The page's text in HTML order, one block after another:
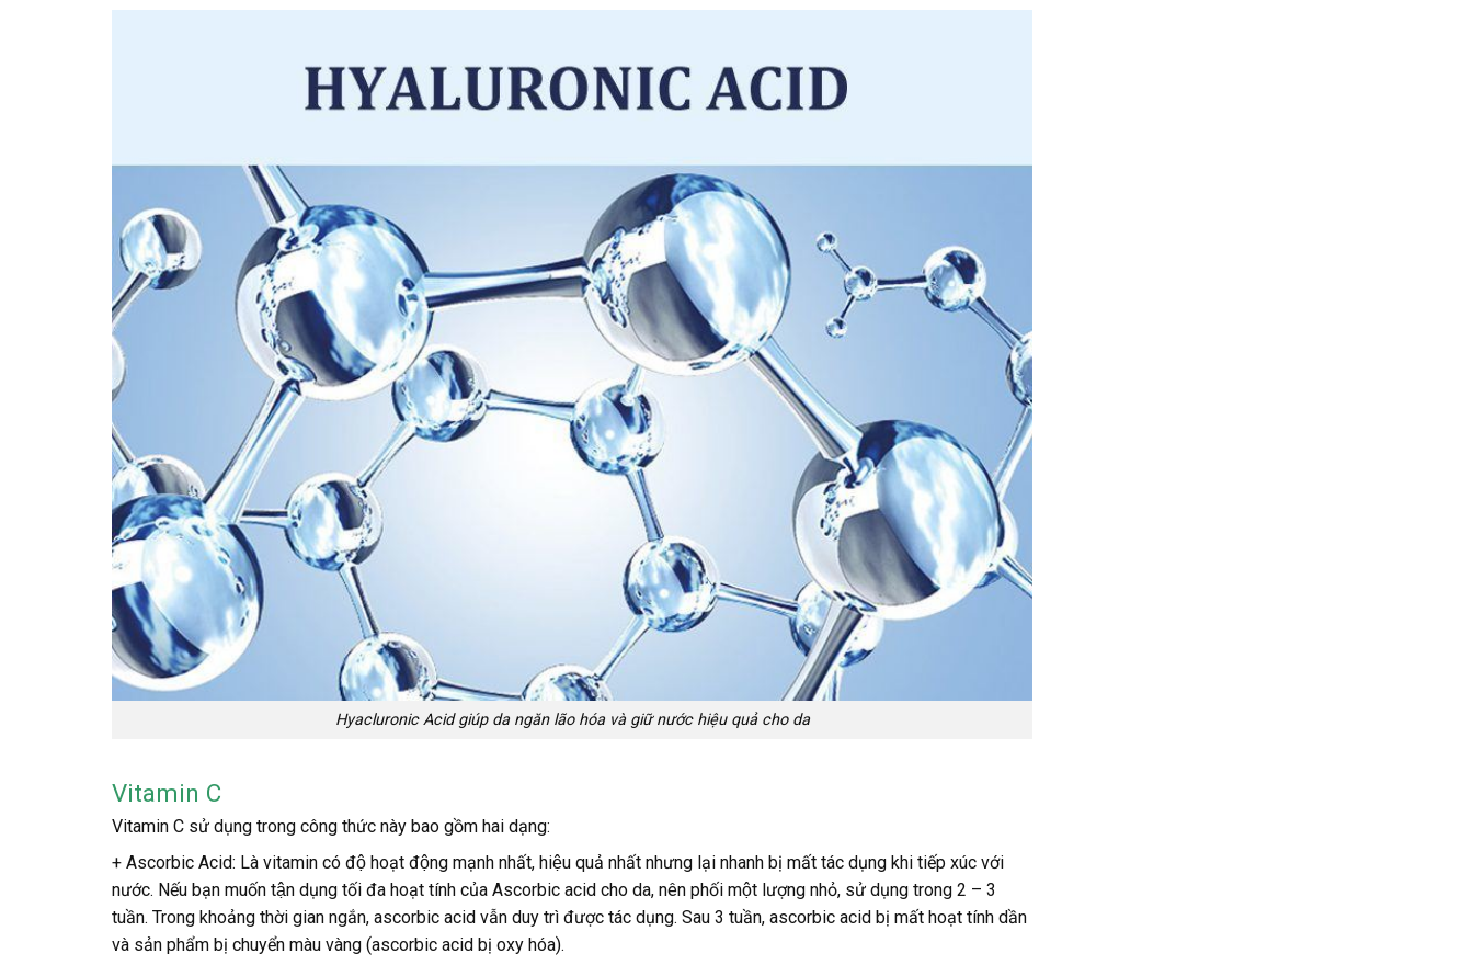
Hyacluronic Acid giúp da ngăn lão hóa và giữ nước hiệu quả cho da
Vitamin C
Vitamin C sử dụng trong công thức này bao gồm hai dạng:
+ Ascorbic Acid: Là vitamin có độ hoạt động mạnh nhất, hiệu quả nhất nhưng lại nhanh bị mất tác dụng khi tiếp xúc với
nước. Nếu bạn muốn tận dụng tối đa hoạt tính của Ascorbic acid cho da, nên phối một lượng nhỏ, sử dụng trong 2 – 3
tuần. Trong khoảng thời gian ngắn, ascorbic acid vẫn duy trì được tác dụng. Sau 3 tuần, ascorbic acid bị mất hoạt tính dần
và sản phẩm bị chuyển màu vàng (ascorbic acid bị oxy hóa).